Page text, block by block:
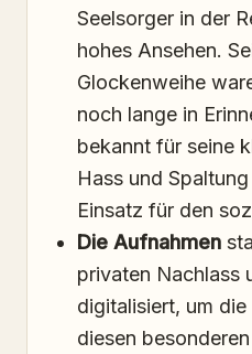
Seelsorger in der
hohes Ansehen.
Glockenweihe
noch lange in
bekannt für seine
Hass und
Einsatz für den
Die Aufnahmen
privaten Nachlass
digitalisiert, um die
diesen